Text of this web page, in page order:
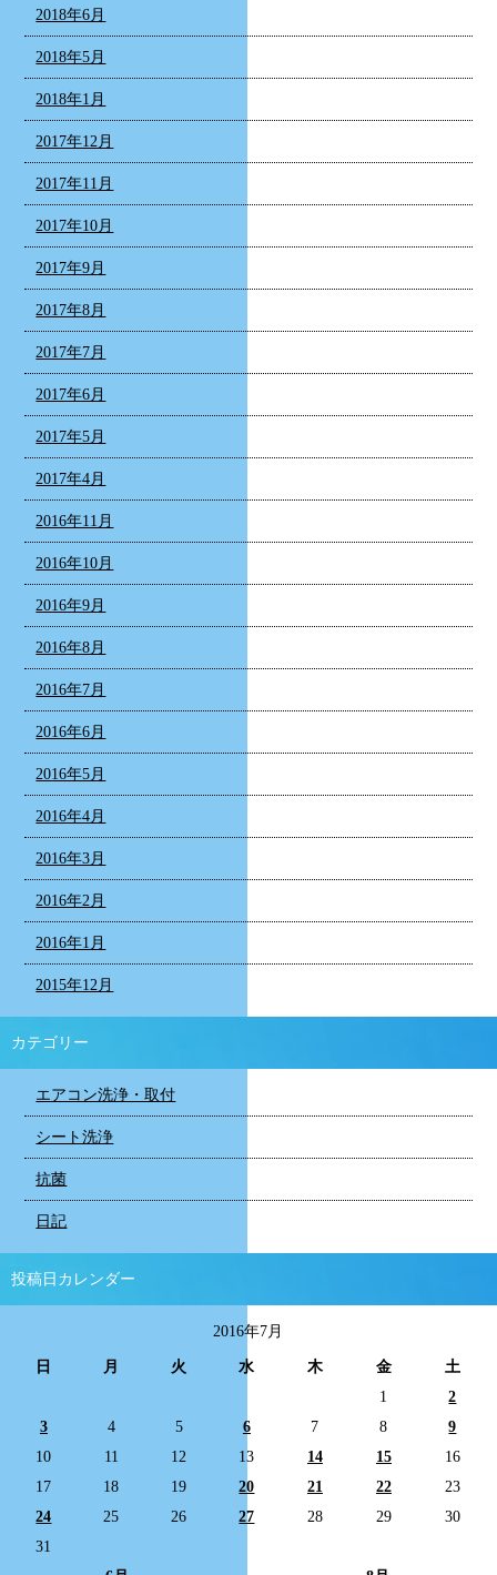
2018年6月
2018年5月
2018年1月
2017年12月
2017年11月
2017年10月
2017年9月
2017年8月
2017年7月
2017年6月
2017年5月
2017年4月
2016年11月
2016年10月
2016年9月
2016年8月
2016年7月
2016年6月
2016年5月
2016年4月
2016年3月
2016年2月
2016年1月
2015年12月
カテゴリー
エアコン洗浄・取付
シート洗浄
抗菌
日記
投稿日カレンダー
2016年7月
日 月 火 水 木 金 土
1
2
3
4 5 6 7 8
9
10
11 12 13 14 15
16
17
18 19 20 21 22
23
24
25 26 27 28 29
30
31